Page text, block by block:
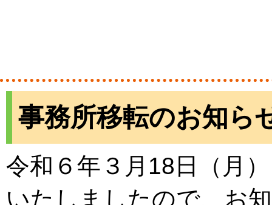
事務所移転のお知ら
令和６年３月18日（月
いたしましたので、お